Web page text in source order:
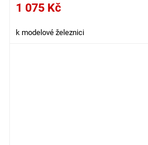
1 075 Kč
k modelové železnici